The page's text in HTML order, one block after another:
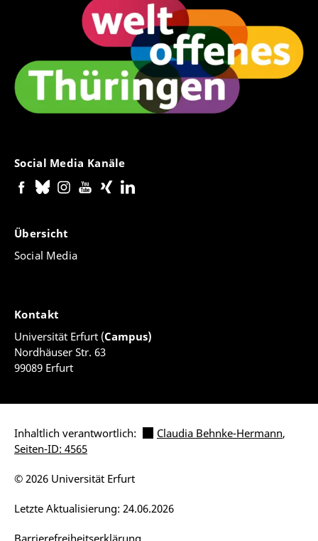
Social Media Kanäle
Übersicht
Social Media
Kontakt
Universität Erfurt (Campus)
Nordhäuser Str. 63
99089 Erfurt
Inhaltlich verantwortlich: Claudia Behnke-Hermann,
Seiten-ID: 4565
Letzte Aktualisierung: 24.06.2026
© 2026 Universität Erfurt